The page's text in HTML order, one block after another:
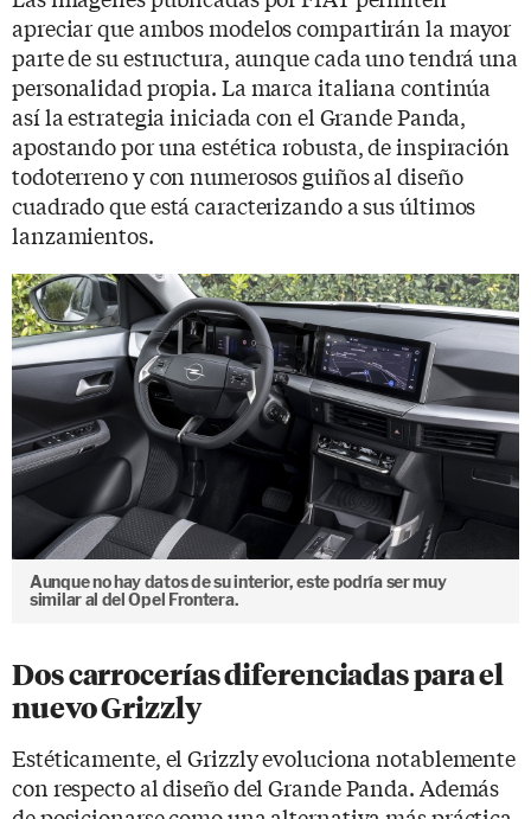
apreciar que ambos modelos compartirán la mayor
parte de su estructura, aunque cada uno tendrá una
personalidad propia. La marca italiana continúa
así la estrategia iniciada con el Grande Panda,
apostando por una estética robusta, de inspiración
todoterreno y con numerosos guiños al diseño
cuadrado que está caracterizando a sus últimos
lanzamientos.
Aunque no hay datos de su interior, este podría ser muy
similar al del Opel Frontera.
Dos carrocerías diferenciadas para el
nuevo Grizzly
Estéticamente, el Grizzly evoluciona notablemente
con respecto al diseño del Grande Panda. Además